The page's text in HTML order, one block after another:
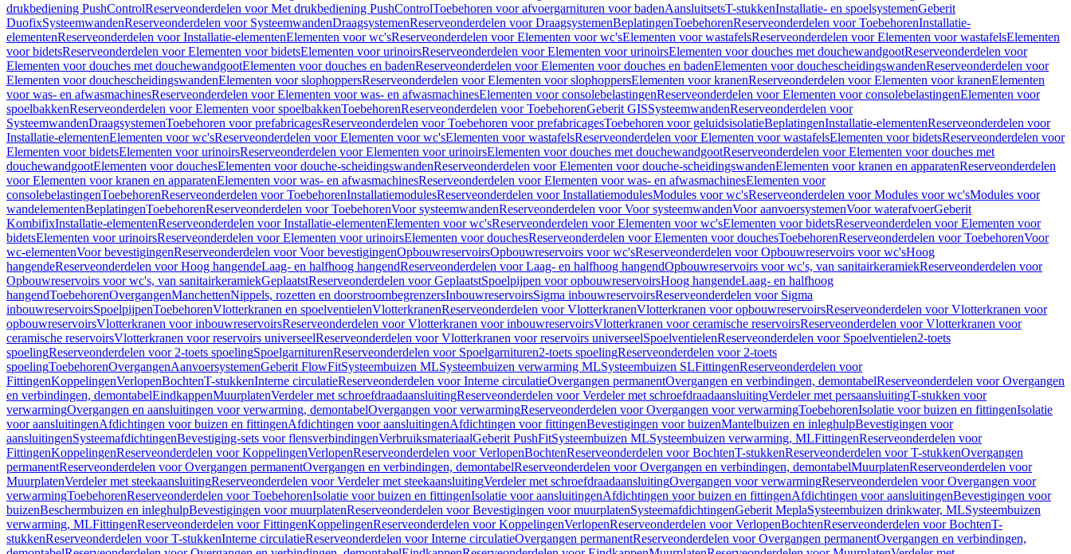
drukbediening PushControlReserveonderdelen voor Met drukbediening PushControlToebehoren voor afvoergarnituren voor badenAansluitsetsT-stukkenInstallatie- en spoelsystemenGeberit
DuofixSysteemwandenReserveonderdelen voor SysteemwandenDraagsystemenReserveonderdelen voor DraagsystemenBeplatingenToebehorenReserveonderdelen voor ToebehorenInstallatie-
elementenReserveonderdelen voor Installatie-elementenElementen voor wc'sReserveonderdelen voor Elementen voor wc'sElementen voor wastafelsReserveonderdelen voor Elementen voor wastafelsElementen
voor bidetsReserveonderdelen voor Elementen voor bidetsElementen voor urinoirsReserveonderdelen voor Elementen voor urinoirsElementen voor douches met douchewandgootReserveonderdelen voor
Elementen voor douches met douchewandgootElementen voor douches en badenReserveonderdelen voor Elementen voor douches en badenElementen voor douchescheidingswandenReserveonderdelen voor
Elementen voor douchescheidingswandenElementen voor slophoppersReserveonderdelen voor Elementen voor slophoppersElementen voor kranenReserveonderdelen voor Elementen voor kranenElementen
voor was- en afwasmachinesReserveonderdelen voor Elementen voor was- en afwasmachinesElementen voor consolebelastingenReserveonderdelen voor Elementen voor consolebelastingenElementen voor
spoelbakkenReserveonderdelen voor Elementen voor spoelbakkenToebehorenReserveonderdelen voor ToebehorenGeberit GISSysteemwandenReserveonderdelen voor
SysteemwandenDraagsystemenToebehoren voor prefabricagesReserveonderdelen voor Toebehoren voor prefabricagesToebehoren voor geluidsisolatieBeplatingenInstallatie-elementenReserveonderdelen voor
Installatie-elementenElementen voor wc'sReserveonderdelen voor Elementen voor wc'sElementen voor wastafelsReserveonderdelen voor Elementen voor wastafelsElementen voor bidetsReserveonderdelen voor
Elementen voor bidetsElementen voor urinoirsReserveonderdelen voor Elementen voor urinoirsElementen voor douches met douchewandgootReserveonderdelen voor Elementen voor douches met
douchewandgootElementen voor douchesElementen voor douche-scheidingswandenReserveonderdelen voor Elementen voor douche-scheidingswandenElementen voor kranen en apparatenReserveonderdelen
voor Elementen voor kranen en apparatenElementen voor was- en afwasmachinesReserveonderdelen voor Elementen voor was- en afwasmachinesElementen voor
consolebelastingenToebehorenReserveonderdelen voor ToebehorenInstallatiemodulesReserveonderdelen voor InstallatiemodulesModules voor wc'sReserveonderdelen voor Modules voor wc'sModules voor
wandelementenBeplatingenToebehorenReserveonderdelen voor ToebehorenVoor systeemwandenReserveonderdelen voor Voor systeemwandenVoor aanvoersystemenVoor waterafvoerGeberit
KombifixInstallatie-elementenReserveonderdelen voor Installatie-elementenElementen voor wc'sReserveonderdelen voor Elementen voor wc'sElementen voor bidetsReserveonderdelen voor Elementen voor
bidetsElementen voor urinoirsReserveonderdelen voor Elementen voor urinoirsElementen voor douchesReserveonderdelen voor Elementen voor douchesToebehorenReserveonderdelen voor ToebehorenVoor
wc-elementenVoor bevestigingenReserveonderdelen voor Voor bevestigingenOpbouwreservoirsOpbouwreservoirs voor wc'sReserveonderdelen voor Opbouwreservoirs voor wc'sHoog
hangendeReserveonderdelen voor Hoog hangendeLaag- en halfhoog hangendReserveonderdelen voor Laag- en halfhoog hangendOpbouwreservoirs voor wc's, van sanitairkeramiekReserveonderdelen voor
Opbouwreservoirs voor wc's, van sanitairkeramiekGeplaatstReserveonderdelen voor GeplaatstSpoelpijpen voor opbouwreservoirsHoog hangendeLaag- en halfhoog
hangendToebehorenOvergangenManchettenNippels, rozetten en doorstroombegrenzersInbouwreservoirsSigma inbouwreservoirsReserveonderdelen voor Sigma
inbouwreservoirsSpoelpijpenToebehorenVlotterkranen en spoelventielenVlotterkranenReserveonderdelen voor VlotterkranenVlotterkranen voor opbouwreservoirsReserveonderdelen voor Vlotterkranen voor
opbouwreservoirsVlotterkranen voor inbouwreservoirsReserveonderdelen voor Vlotterkranen voor inbouwreservoirsVlotterkranen voor ceramische reservoirsReserveonderdelen voor Vlotterkranen voor
ceramische reservoirsVlotterkranen voor reservoirs universeelReserveonderdelen voor Vlotterkranen voor reservoirs universeelSpoelventielenReserveonderdelen voor Spoelventielen2-toets
spoelingReserveonderdelen voor 2-toets spoelingSpoelgarniturenReserveonderdelen voor Spoelgarnituren2-toets spoelingReserveonderdelen voor 2-toets
spoelingToebehorenOvergangenAanvoersystemenGeberit FlowFitSysteembuizen MLSysteembuizen verwarming MLSysteembuizen SLFittingenReserveonderdelen voor
FittingenKoppelingenVerlopenBochtenT-stukkenInterne circulatieReserveonderdelen voor Interne circulatieOvergangen permanentOvergangen en verbindingen, demontabelReserveonderdelen voor Overgangen
en verbindingen, demontabelEindkappenMuurplatenVerdeler met schroefdraadaansluitingReserveonderdelen voor Verdeler met schroefdraadaansluitingVerdeler met persaansluitingT-stukken voor
verwarmingOvergangen en aansluitingen voor verwarming, demontabelOvergangen voor verwarmingReserveonderdelen voor Overgangen voor verwarmingToebehorenIsolatie voor buizen en fittingenIsolatie
voor aansluitingenAfdichtingen voor buizen en fittingenAfdichtingen voor aansluitingenAfdichtingen voor fittingenBevestigingen voor buizenMantelbuizen en inleghulpBevestigingen voor
aansluitingenSysteemafdichtingenBevestiging-sets voor flensverbindingenVerbruiksmateriaalGeberit PushFitSysteembuizen MLSysteembuizen verwarming, MLFittingenReserveonderdelen voor
FittingenKoppelingenReserveonderdelen voor KoppelingenVerlopenReserveonderdelen voor VerlopenBochtenReserveonderdelen voor BochtenT-stukkenReserveonderdelen voor T-stukkenOvergangen
permanentReserveonderdelen voor Overgangen permanentOvergangen en verbindingen, demontabelReserveonderdelen voor Overgangen en verbindingen, demontabelMuurplatenReserveonderdelen voor
MuurplatenVerdeler met steekaansluitingReserveonderdelen voor Verdeler met steekaansluitingVerdeler met schroefdraadaansluitingOvergangen voor verwarmingReserveonderdelen voor Overgangen voor
verwarmingToebehorenReserveonderdelen voor ToebehorenIsolatie voor buizen en fittingenIsolatie voor aansluitingenAfdichtingen voor buizen en fittingenAfdichtingen voor aansluitingenBevestigingen voor
buizenBeschermbuizen en inleghulpBevestigingen voor muurplatenReserveonderdelen voor Bevestigingen voor muurplatenSysteemafdichtingenGeberit MeplaSysteembuizen drinkwater, MLSysteembuizen
verwarming, MLFittingenReserveonderdelen voor FittingenKoppelingenReserveonderdelen voor KoppelingenVerlopenReserveonderdelen voor VerlopenBochtenReserveonderdelen voor BochtenT-
stukkenReserveonderdelen voor T-stukkenInterne circulatieReserveonderdelen voor Interne circulatieOvergangen permanentReserveonderdelen voor Overgangen permanentOvergangen en verbindingen,